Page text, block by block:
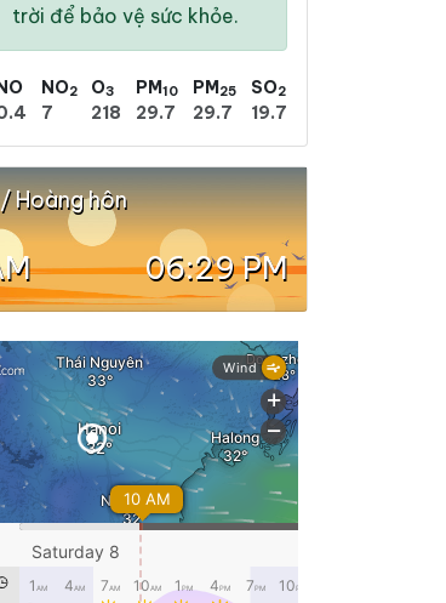
trời để bảo vệ sức khỏe.
NO2
7
O3
218
PM10
29.7
PM25
29.7
SO2
19.7
Hoàng hôn
06:29 PM